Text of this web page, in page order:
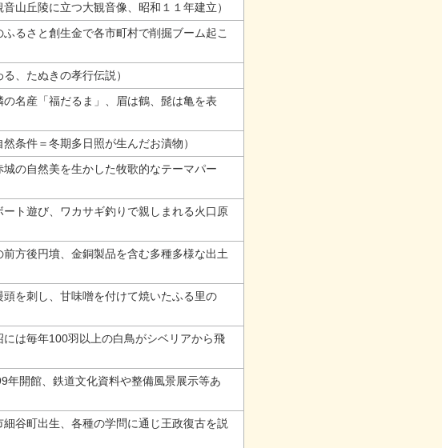
山丘陵に立つ大観音像、昭和１１年建立）
るさと創生金で各市町村で削掘ブーム起こ
、たぬきの孝行伝説）
名産「福だるま」、眉は鶴、髭は亀を表
件＝冬期多日照が生んだお漬物）
の自然美を生かした牧歌的なテーマパー
ト遊び、ワカサギ釣りで親しまれる火口原
方後円墳、金銅製品を含む多種多様な出土
を刺し、甘味噌を付けて焼いたふる里の
は毎年100羽以上の白鳥がシベリアから飛
開館、鉄道文化資料や整備風景展示等あ
谷町出生、各種の学問に通じ王政復古を説